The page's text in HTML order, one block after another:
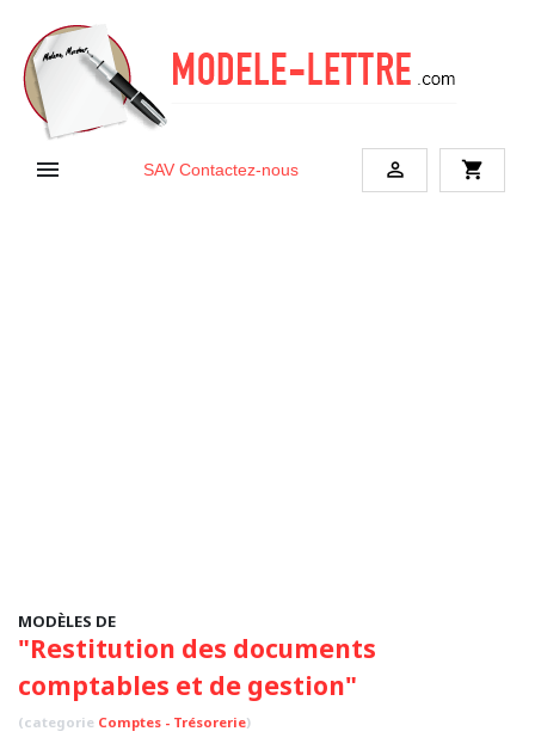
 SAV Contactez-nous  shopping_cart
MODÈLES DE
"Restitution des documents
comptables et de gestion"
(categorie Comptes - Trésorerie)